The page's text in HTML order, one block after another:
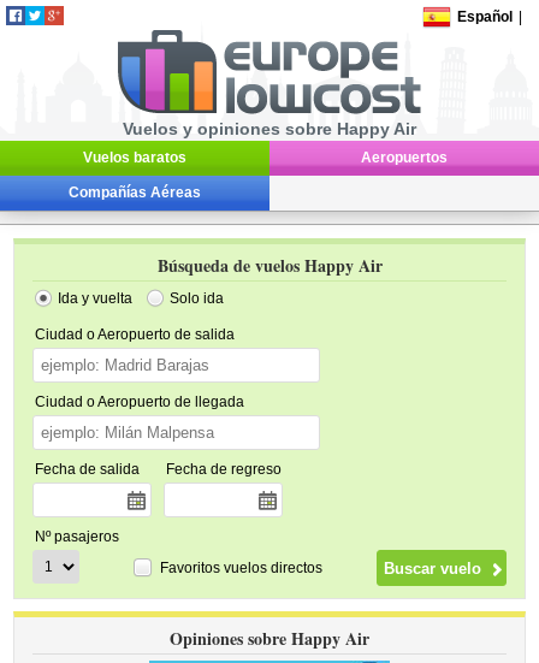
Español
Vuelos y opiniones sobre Happy Air
Vuelos baratos Aeropuertos
Compañías Aéreas
Búsqueda de vuelos Happy Air
Ida y vuelta Solo ida
Ciudad o Aeropuerto de salida
Ciudad o Aeropuerto de llegada
Fecha de salida Fecha de regreso
Nº pasajeros
Favoritos vuelos directos
Opiniones sobre Happy Air